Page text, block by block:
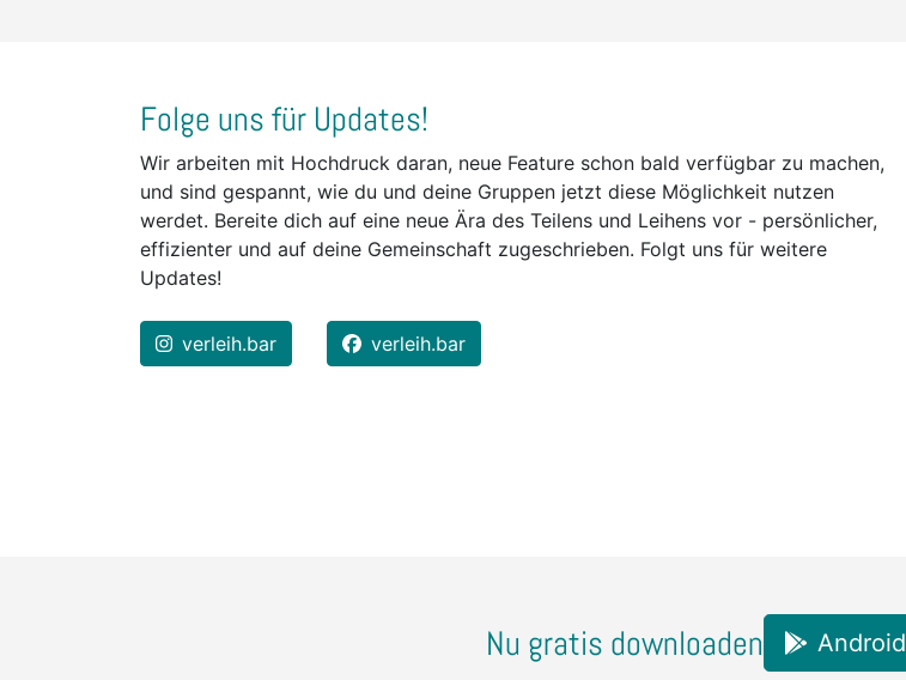
Folge uns für Updates!
Wir arbeiten mit Hochdruck daran, neue Feature schon bald verfügbar zu machen,
und sind gespannt, wie du und deine Gruppen jetzt diese Möglichkeit nutzen
werdet. Bereite dich auf eine neue Ära des Teilens und Leihens vor - persönlicher,
effizienter und auf deine Gemeinschaft zugeschrieben. Folgt uns für weitere
Updates!
verleih.bar verleih.bar
Nu gratis downloaden Android